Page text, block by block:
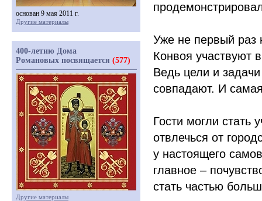
Уже не первый раз
Конвоя участвуют
Ведь цели и
совпадают. И
Гости могли стать
отвлечься от
у настоящего
главное –
стать частью
основан 9 мая 2011 г.
Другие материалы
400-летию Дома
Романовых посвящается (577)
Другие материалы